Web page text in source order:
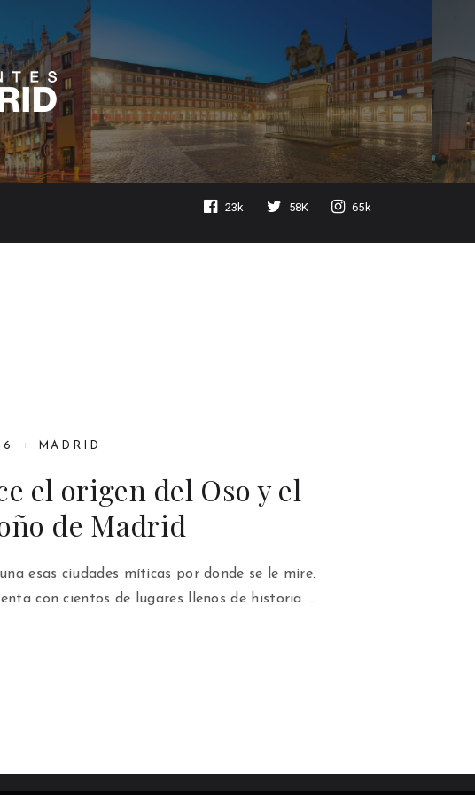
23k 58K 65k
MADRID
el origen del Oso y el
de Madrid
esas ciudades míticas por donde se le mire.
con cientos de lugares llenos de historia …